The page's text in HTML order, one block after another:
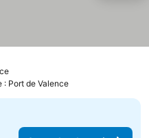
: Port de Valence